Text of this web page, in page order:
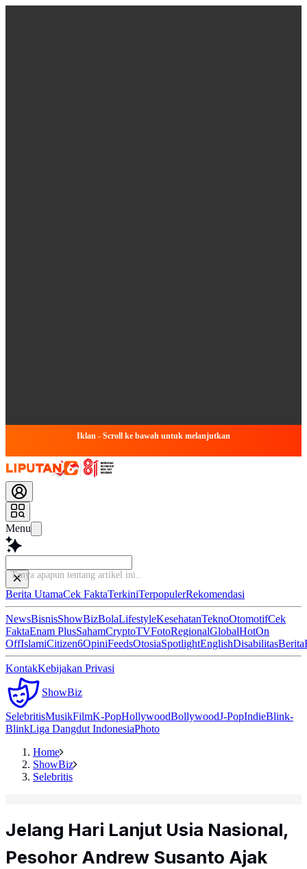
Iklan - Scroll ke bawah untuk melanjutkan
Menu
Tanya apapun tentang
Berita UtamaCek FaktaTerkiniTerpopulerRekomendasi
NewsBisnisShowBizBolaLifestyleKesehatanTeknoOtomotifCek
FaktaEnam PlusSahamCryptoTVFotoRegionalGlobalHotOn
OffIslamiCitizen6OpiniFeedsOtosiaSpotlightEnglishDisabilitasBerita
KontakKebijakan Privasi
ShowBiz
SelebritisMusikFilmK-PopHollywoodBollywoodJ-PopIndieBlink-
BlinkLiga Dangdut IndonesiaPhoto
Home
ShowBiz
Selebritis
Jelang Hari Lanjut Usia Nasional,
Pesohor Andrew Susanto Ajak